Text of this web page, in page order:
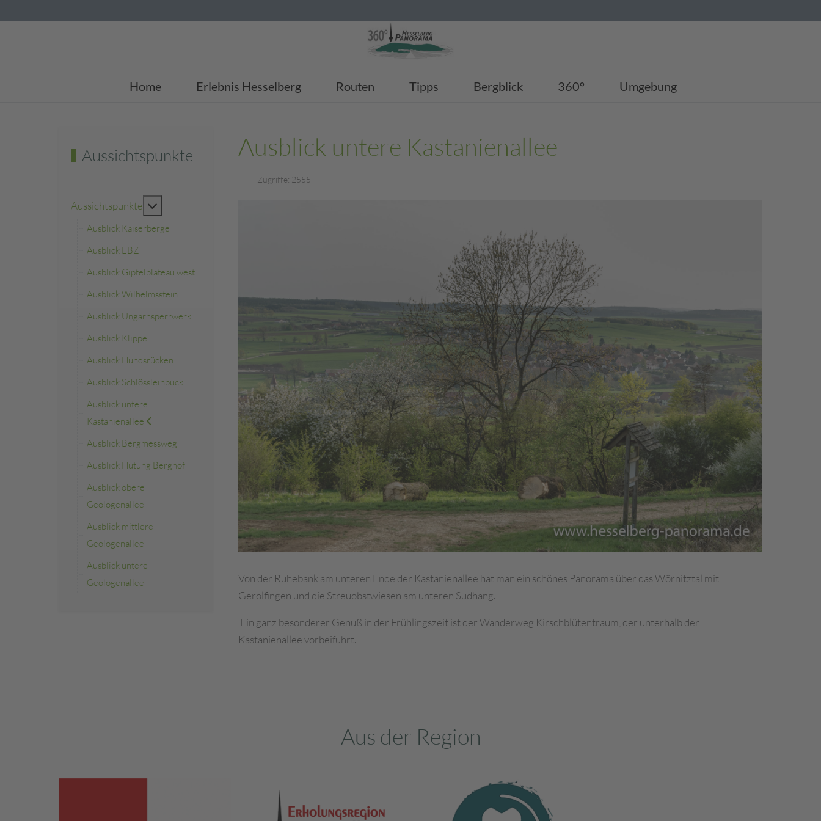
Home Erlebnis Hesselberg Routen Tipps Bergblick 360° Umgebung
Aussichtspunkte
Aussichtspunkte MOD_MENU_TOGGLE_SUBMENU_LABEL
Ausblick Kaiserberge
Ausblick EBZ
Ausblick Gipfelplateau west
Ausblick Wilhelmsstein
Ausblick Ungarnsperrwerk
Ausblick Klippe
Ausblick Hundsrücken
Ausblick Schlössleinbuck
Ausblick untere
Kastanienallee
Ausblick Bergmessweg
Ausblick Hutung Berghof
Ausblick obere
Geologenallee
Ausblick mittlere
Geologenallee
Ausblick untere
Geologenallee
Ausblick untere Kastanienallee
Zugriffe: 2555
Von der Ruhebank am unteren Ende der Kastanienallee hat man ein schönes Panorama über das Wörnitztal mit
Gerolfingen und die Streuobstwiesen am unteren Südhang.
Ein ganz besonderer Genuß in der Frühlingszeit ist der Wanderweg Kirschblütentraum, der unterhalb der
Kastanienallee vorbeiführt.
Aus der Region